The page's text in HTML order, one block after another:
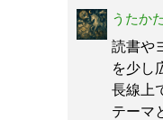
うたかた
読書や
を少し
長線上
テーマ